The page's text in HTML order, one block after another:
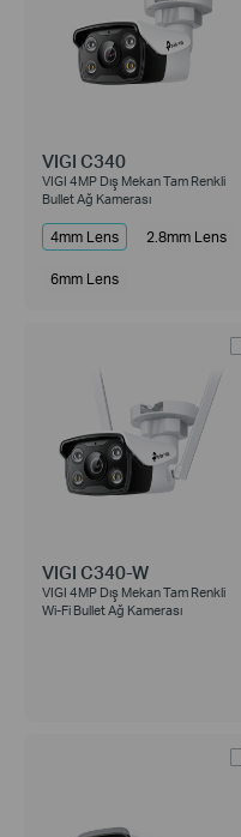
VIGI C340
VIGI 4MP Dış Mekan Tam Renkli
Bullet Ağ Kamerası
4mm Lens 2.8mm Lens
6mm Lens
VIGI C340-W
VIGI 4MP Dış Mekan Tam Renkli
Wi-Fi Bullet Ağ Kamerası